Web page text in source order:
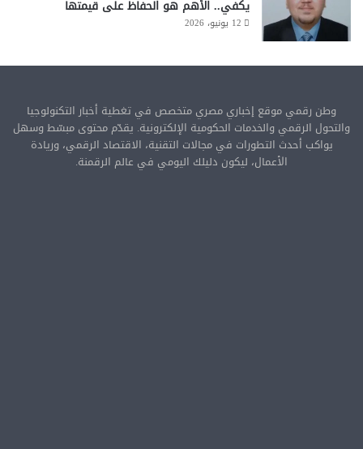
يكفي.. الأهم هو الحفاظ على قيمتها
12 يونيو، 2026
وطن رقمي موقع إخباري مصري متخصص في تغطية أخبار التكنولوجيا
والتحول الرقمي والخدمات الحكومية الإلكترونية. يقدّم محتوى مبسّط وسهل
يواكب أحدث التطورات في مجالات التقنية، الاقتصاد الرقمي، وريادة
الأعمال، ليكون دليلك اليومي في عالم الرقمنة.